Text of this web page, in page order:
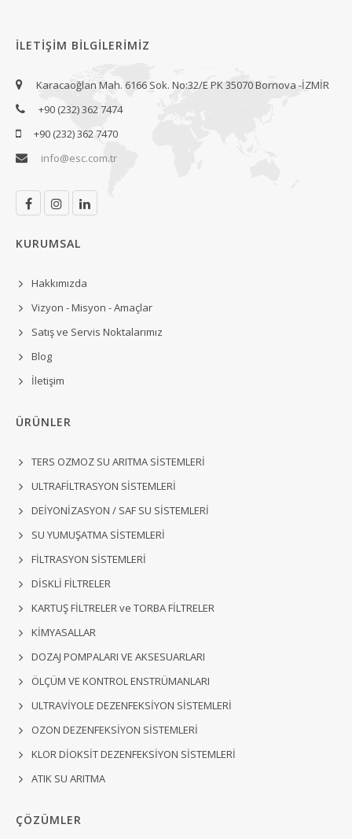
İLETIŞIM BILGILERIMIZ
Karacaoğlan Mah. 6166 Sok. No:32/E PK 35070 Bornova -İZMİR
+90 (232) 362 7474
+90 (232) 362 7470
info@esc.com.tr
KURUMSAL
Hakkımızda
Vizyon - Misyon - Amaçlar
Satış ve Servis Noktalarımız
Blog
İletişim
ÜRÜNLER
TERS OZMOZ SU ARITMA SİSTEMLERİ
ULTRAFİLTRASYON SİSTEMLERİ
DEİYONİZASYON / SAF SU SİSTEMLERİ
SU YUMUŞATMA SİSTEMLERİ
FİLTRASYON SİSTEMLERİ
DİSKLİ FİLTRELER
KARTUŞ FİLTRELER ve TORBA FİLTRELER
KİMYASALLAR
DOZAJ POMPALARI VE AKSESUARLARI
ÖLÇÜM VE KONTROL ENSTRÜMANLARI
ULTRAVİYOLE DEZENFEKSİYON SİSTEMLERİ
OZON DEZENFEKSİYON SİSTEMLERİ
KLOR DİOKSİT DEZENFEKSİYON SİSTEMLERİ
ATIK SU ARITMA
ÇÖZÜMLER